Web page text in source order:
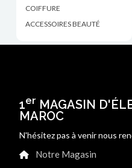
COIFFURE
ACCESSOIRES BEAUTÉ
1er MAGASIN
MAROC
N'hésitez pas à venir nous
Notre Magasin